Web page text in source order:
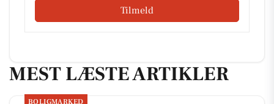
Tilmeld
MEST LÆSTE ARTIKLER
BOLIGMARKED